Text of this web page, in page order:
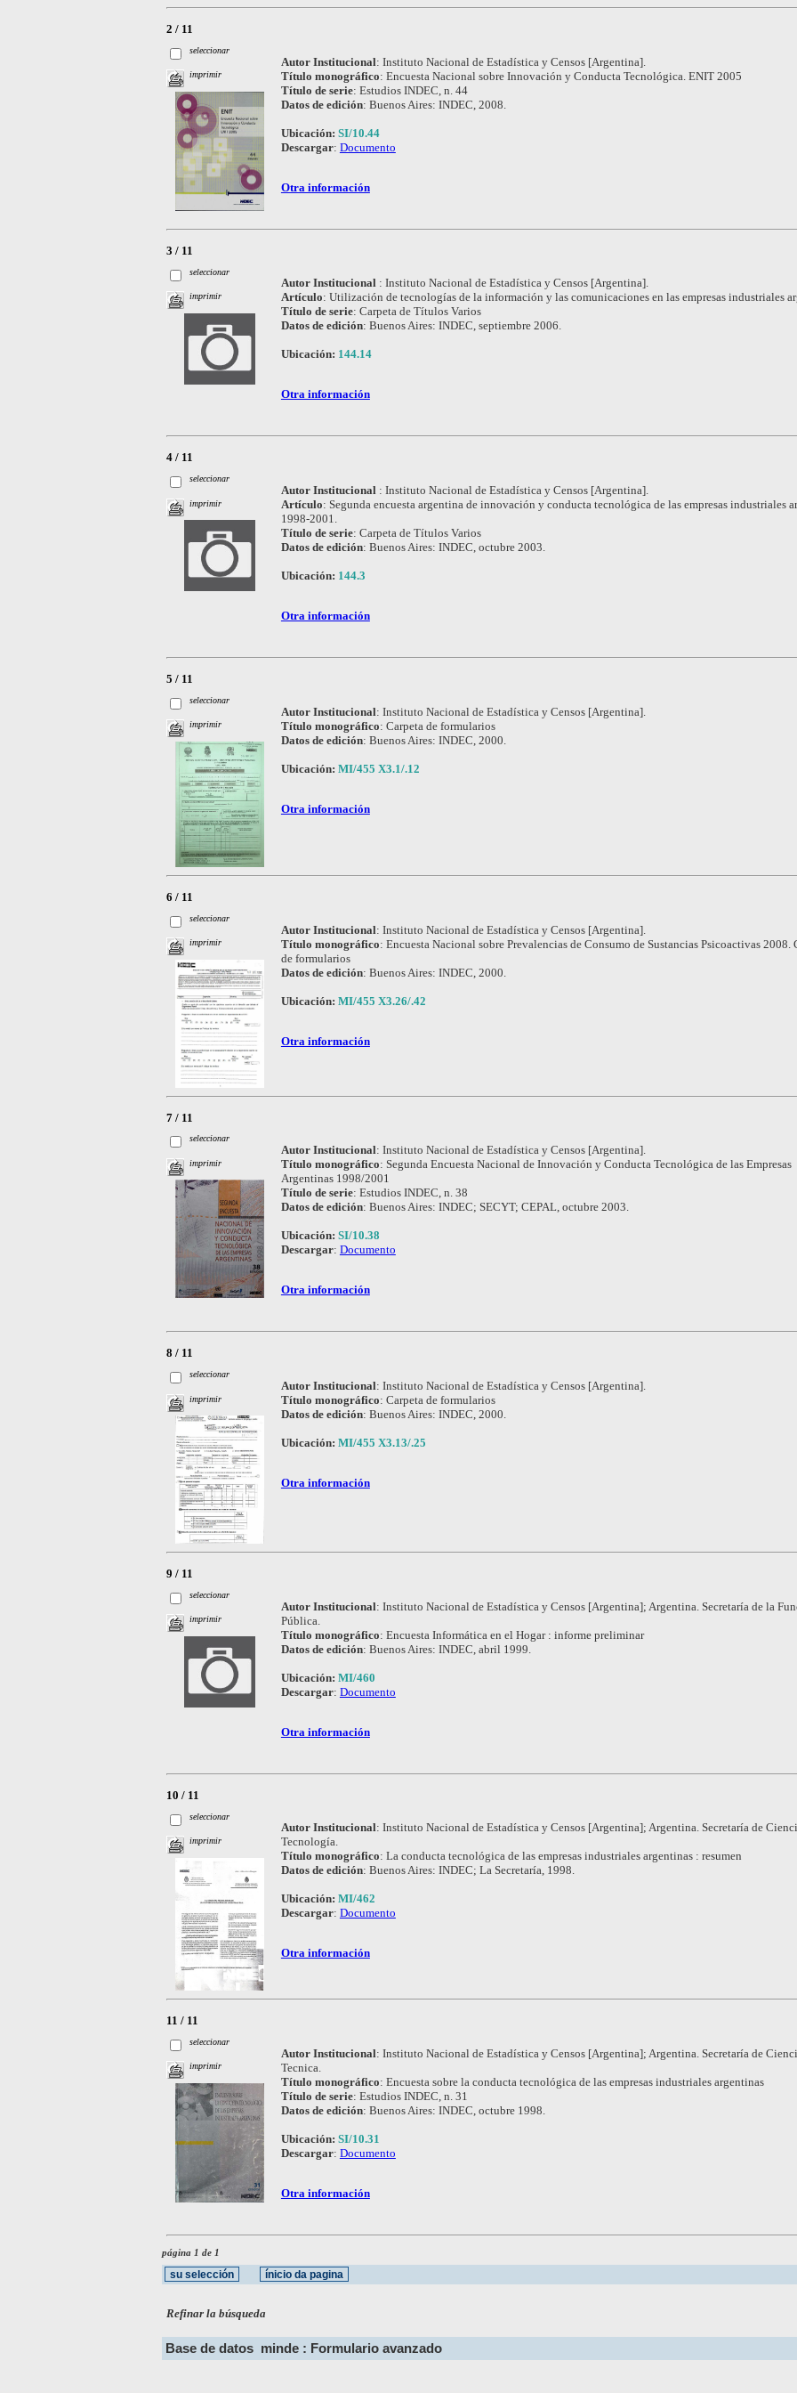
2 / 11
seleccionar
imprimir
Autor Institucional: Instituto Nacional de Estadística y Censos [Argentina].
Título monográfico: Encuesta Nacional sobre Innovación y Conducta Tecnológica. ENIT 2005
Título de serie: Estudios INDEC, n. 44
Datos de edición: Buenos Aires: INDEC, 2008.
Ubicación: SI/10.44
Descargar: Documento
Otra información
3 / 11
seleccionar
imprimir
Autor Institucional : Instituto Nacional de Estadística y Censos [Argentina].
Artículo: Utilización de tecnologías de la información y las comunicaciones en las empresas industriales
Título de serie: Carpeta de Títulos Varios
Datos de edición: Buenos Aires: INDEC, septiembre 2006.
Ubicación: 144.14
Otra información
4 / 11
seleccionar
imprimir
Autor Institucional : Instituto Nacional de Estadística y Censos [Argentina].
Artículo: Segunda encuesta argentina de innovación y conducta tecnológica de las empresas industriales
1998-2001.
Título de serie: Carpeta de Títulos Varios
Datos de edición: Buenos Aires: INDEC, octubre 2003.
Ubicación: 144.3
Otra información
5 / 11
seleccionar
imprimir
Autor Institucional: Instituto Nacional de Estadística y Censos [Argentina].
Título monográfico: Carpeta de formularios
Datos de edición: Buenos Aires: INDEC, 2000.
Ubicación: MI/455 X3.1/.12
Otra información
6 / 11
seleccionar
imprimir
Autor Institucional: Instituto Nacional de Estadística y Censos [Argentina].
Título monográfico: Encuesta Nacional sobre Prevalencias de Consumo de Sustancias Psicoactivas 2008.
de formularios
Datos de edición: Buenos Aires: INDEC, 2000.
Ubicación: MI/455 X3.26/.42
Otra información
7 / 11
seleccionar
imprimir
Autor Institucional: Instituto Nacional de Estadística y Censos [Argentina].
Título monográfico: Segunda Encuesta Nacional de Innovación y Conducta Tecnológica de las Empresas
Argentinas 1998/2001
Título de serie: Estudios INDEC, n. 38
Datos de edición: Buenos Aires: INDEC; SECYT; CEPAL, octubre 2003.
Ubicación: SI/10.38
Descargar: Documento
Otra información
8 / 11
seleccionar
imprimir
Autor Institucional: Instituto Nacional de Estadística y Censos [Argentina].
Título monográfico: Carpeta de formularios
Datos de edición: Buenos Aires: INDEC, 2000.
Ubicación: MI/455 X3.13/.25
Otra información
9 / 11
seleccionar
imprimir
Autor Institucional: Instituto Nacional de Estadística y Censos [Argentina]; Argentina. Secretaría de la
Pública.
Título monográfico: Encuesta Informática en el Hogar : informe preliminar
Datos de edición: Buenos Aires: INDEC, abril 1999.
Ubicación: MI/460
Descargar: Documento
Otra información
10 / 11
seleccionar
imprimir
Autor Institucional: Instituto Nacional de Estadística y Censos [Argentina]; Argentina. Secretaría de
Tecnología.
Título monográfico: La conducta tecnológica de las empresas industriales argentinas : resumen
Datos de edición: Buenos Aires: INDEC; La Secretaría, 1998.
Ubicación: MI/462
Descargar: Documento
Otra información
11 / 11
seleccionar
imprimir
Autor Institucional: Instituto Nacional de Estadística y Censos [Argentina]; Argentina. Secretaría de
Tecnica.
Título monográfico: Encuesta sobre la conducta tecnológica de las empresas industriales argentinas
Título de serie: Estudios INDEC, n. 31
Datos de edición: Buenos Aires: INDEC, octubre 1998.
Ubicación: SI/10.31
Descargar: Documento
Otra información
página 1 de 1
Refinar la búsqueda
Base de datos minde : Formulario avanzado